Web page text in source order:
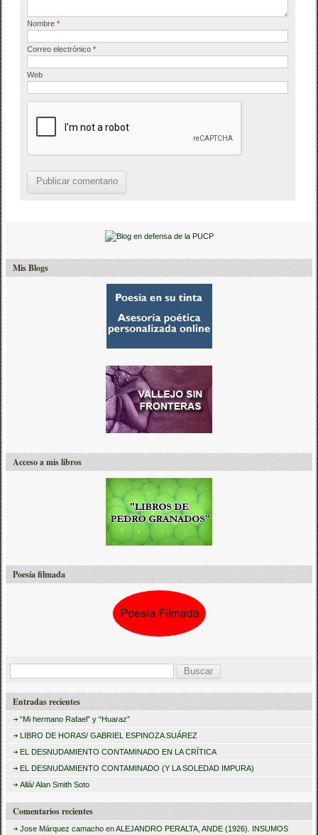
Nombre*
Correo electrónico*
Web
Mis Blogs
Acceso a mis libros
Poesía filmada
s
r
Entradas recientes
“Mi hermano Rafael” y “Huaraz”
LIBRO DE HORAS/ GABRIEL ESPINOZA SUÁREZ
EL DESNUDAMIENTO CONTAMINADO EN LA CRÍTICA
EL DESNUDAMIENTO CONTAMINADO (Y LA SOLEDAD IMPURA)
Allá/ Alan Smith Soto
Comentarios recientes
Jose Márquez camacho enALEJANDRO PERALTA, ANDE (1926). INSUMOS